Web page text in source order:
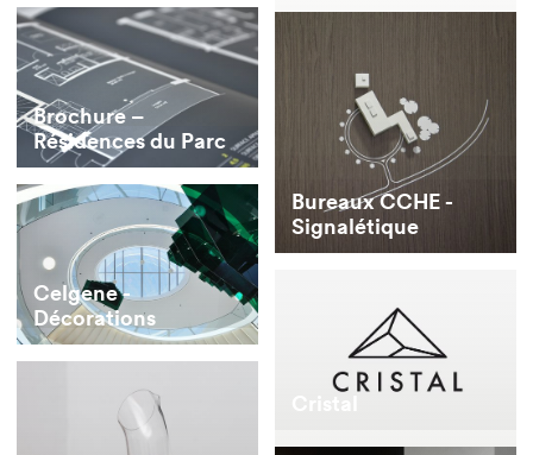
Brochure –
Résidences du Parc
Bureaux CCHE -
Signalétique
Celgene -
Décorations